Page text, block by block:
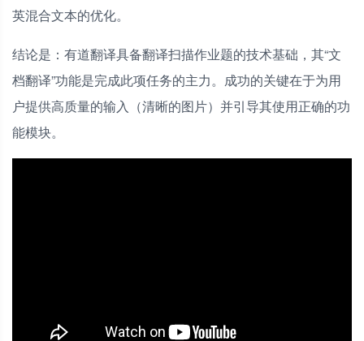
英混合文本的优化。
结论是：有道翻译具备翻译扫描作业题的技术基础，其“文
档翻译”功能是完成此项任务的主力。成功的关键在于为用
户提供高质量的输入（清晰的图片）并引导其使用正确的功
能模块。